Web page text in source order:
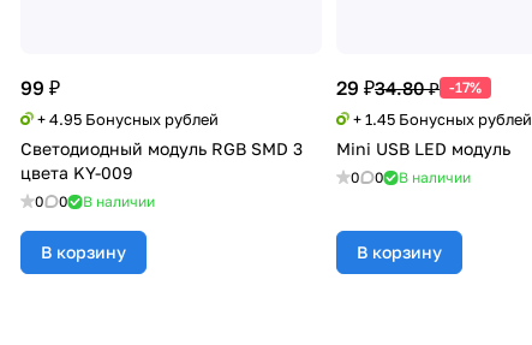
99 ₽
+ 4.95 Бонусных рублей
Светодиодный модуль RGB SMD 3
цвета KY-009
0 0 В наличии
В корзину
29 ₽34.80 ₽ -17%
+ 1.45 Бонусных рублей
Mini USB LED модуль
0 0 В наличии
В корзину